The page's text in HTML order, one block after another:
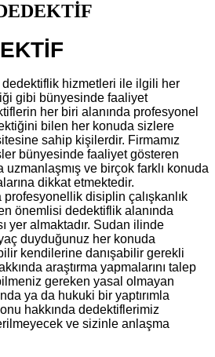
hizmetleri ile ilgili her
gibi bünyesinde faaliyet
her biri alanında profesyonel
bilen her konuda sizlere
sahip kişilerdir. Firmamız
bünyesinde faaliyet gösteren
uzmanlaşmış ve birçok farklı konuda
dikkat etmektedir.
profesyonellik disiplin çalışkanlık
önemlisi dedektiflik alanında
yer almaktadır. Sudan ilinde
duyduğunuz her konuda
kendilerine danışabilir gerekli
araştırma yapmalarını talep
gereken yasal olmayan
ya da hukuki bir yaptırımla
hakkında dedektiflerimiz
ve sizinle anlaşma